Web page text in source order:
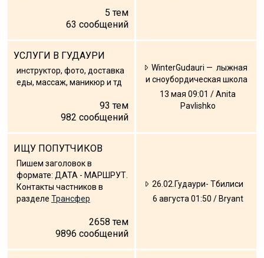
5 тем
63 сообщений
УСЛУГИ В ГУДАУРИ
инструктор, фото, доставка
еды, массаж, маникюр и тд
93 тем
982 сообщений
WinterGudauri — лыжная
и сноубордическая школа
13 мая 09:01 / Anita
Pavlishko
ИЩУ ПОПУТЧИКОВ
Пишем заголовок в
формате: ДАТА - МАРШРУТ.
Контакты частников в
разделе Трансфер
2658 тем
9896 сообщений
26.02.Гудаури- Тбилиси
6 августа 01:50 / Bryant
ПРОЖИВАНИЕ
Квартиры
Отели
Казбеги
Другое
О Грузии